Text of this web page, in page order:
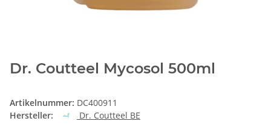
Dr. Coutteel Mycosol 500ml
Artikelnummer: DC400911
Hersteller:
Dr. Coutteel BE